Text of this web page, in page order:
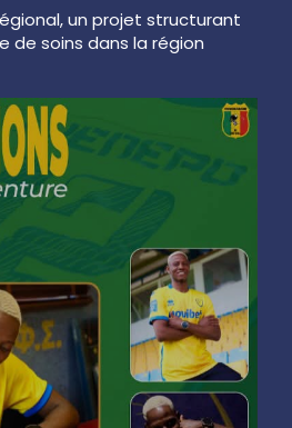
un projet structurant
de soins dans la région